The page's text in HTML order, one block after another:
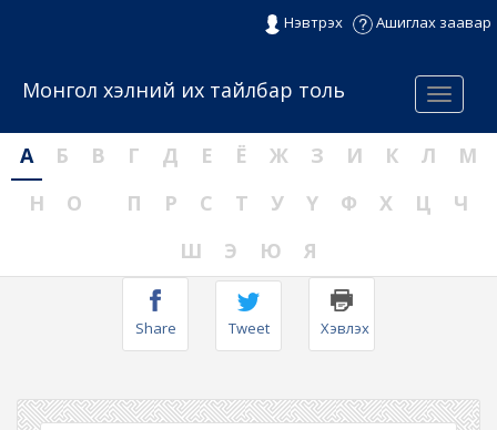
Нэвтрэх Ашиглах заавар
Menu
Монгол хэлний их тайлбар толь
А Б В Г Д Е Ё Ж З И К Л
М
Н
О П Р С Т У Ү Ф Х Ц
Ч
Ш
Э Ю Я
Share Tweet Хэвлэх